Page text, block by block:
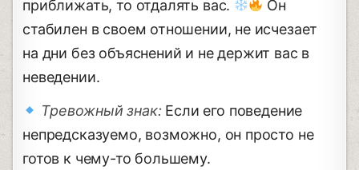
приближать, то отдалять вас.
Он
стабилен в своем отношении, не исчезает
на дни без объяснений и не держит вас в
неведении.
Тревожный знак: Если его поведение
непредсказуемо, возможно, он просто не
готов к чему-то большему.